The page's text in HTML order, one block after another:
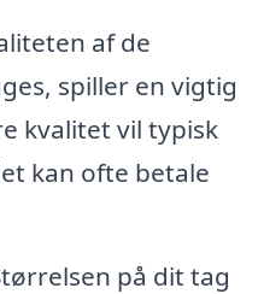
af de
spiller en vigtig
kvalitet vil typisk
kan ofte betale
på dit tag